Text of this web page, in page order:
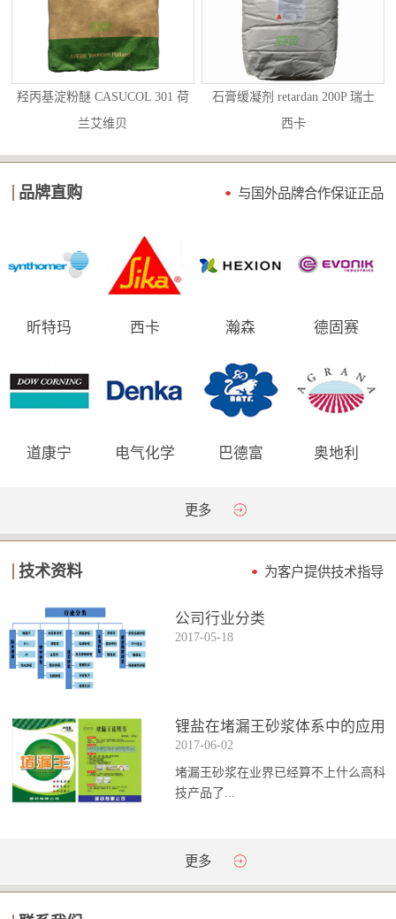
羟丙基淀粉醚 CASUCOL 301 荷
兰艾维贝
石膏缓凝剂 retardan 200P 瑞士
西卡
品牌直购 与国外品牌合作保证正品
昕特玛 西卡 瀚森 德固赛
道康宁 电气化学 巴德富 奥地利
更多
技术资料 为客户提供技术指导
公司行业分类
2017-05-18
锂盐在堵漏王砂浆体系中的应用
2017-06-02
堵漏王砂浆在业界已经算不上什么高科
技产品了...
。简单来说它就是一种能够迅速凝固的
通砂浆的强...
更多